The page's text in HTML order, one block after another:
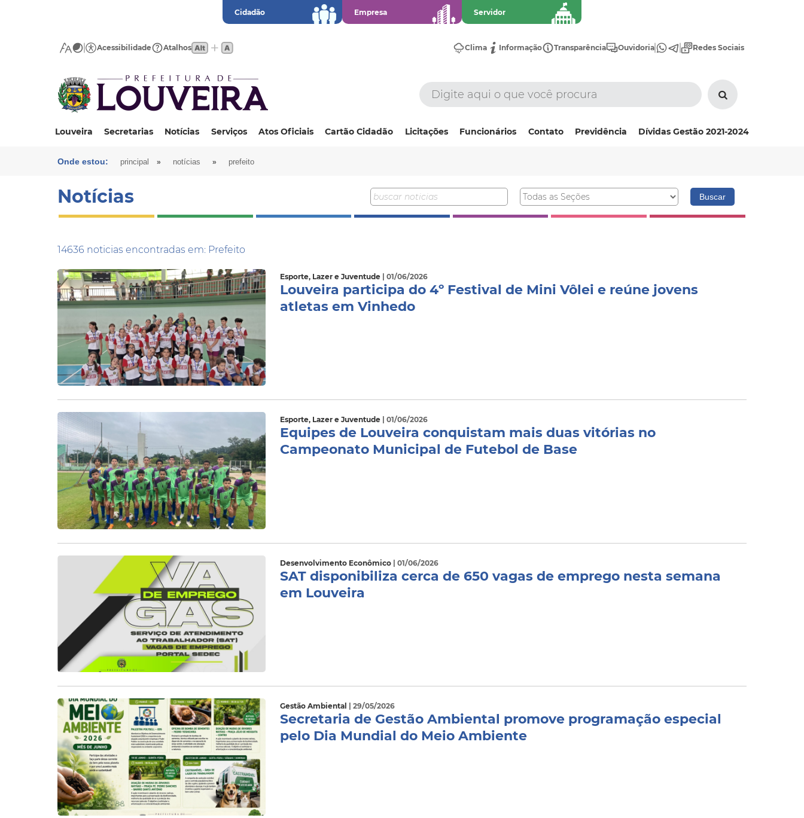
Cidadão Empresa Servidor
Acessibilidade Atalhos Clima Informação Transparência Ouvidoria Redes Sociais
Louveira Secretarias Notícias Serviços Atos Oficiais Cartão Cidadão Licitações Funcionários Contato Previdência Dívidas Gestão 2021-2024
Onde estou: principal » notícias » prefeito
Notícias
14636 noticias encontradas em: Prefeito
Esporte, Lazer e Juventude | 01/06/2026
Louveira participa do 4º Festival de Mini Vôlei e reúne jovens
atletas em Vinhedo
Esporte, Lazer e Juventude | 01/06/2026
Equipes de Louveira conquistam mais duas vitórias no
Campeonato Municipal de Futebol de Base
Desenvolvimento Econômico | 01/06/2026
SAT disponibiliza cerca de 650 vagas de emprego nesta semana
em Louveira
Gestão Ambiental | 29/05/2026
Secretaria de Gestão Ambiental promove programação especial
pelo Dia Mundial do Meio Ambiente